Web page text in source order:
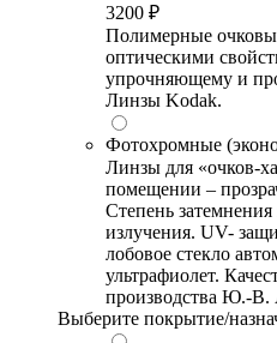
3200 ₽
Полимерные
оптическими
упрочняющему и
Линзы Kodak.
Фотохромные
Линзы для «очков-
помещении –
Степень
излучения. UV-
лобовое стекло
ультрафиолет.
производства Ю.-В.
Выберите покрытие/